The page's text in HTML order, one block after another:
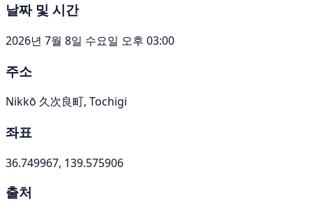
날짜 및 시간
2026년 7월 8일 수요일 오후 03:00
주소
Nikkō 久次良町, Tochigi
좌표
36.749967, 139.575906
출처